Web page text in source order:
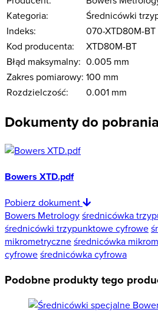
Kategoria:
Średnicówki
Indeks:
070-XTD80M-BT
Kod producenta:
XTD80M-BT
Błąd maksymalny: 0.005 mm
Zakres pomiarowy: 100 mm
Rozdzielczość:
0.001 mm
Dokumenty do pobrania
Bowers XTD.pdf
Pobierz dokument
Bowers Metrologyśrednicówka
średnicówki trzypunktowe cyfrowe
mikrometryczneśrednicówka
cyfroweśrednicówka cyfrowa
Podobne produkty tego